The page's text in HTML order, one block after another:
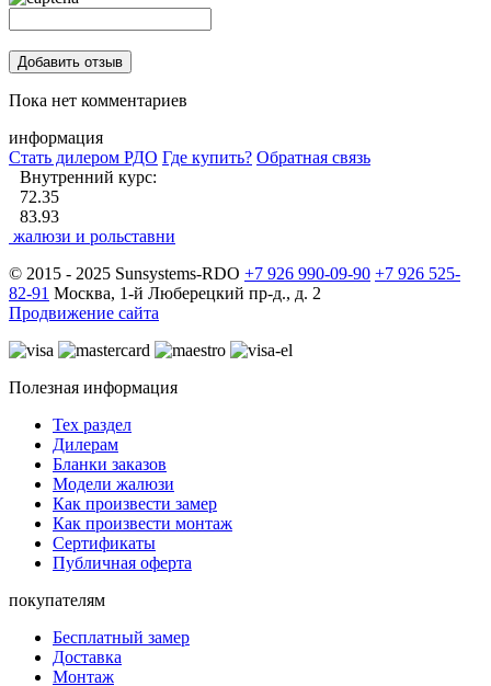
Пока нет комментариев
информация
Стать дилером РДО Где купить? Обратная связь
Внутренний курс:
72.35
83.93
жалюзи и рольставни
© 2015 - 2025 Sunsystems-RDO +7 926 990-09-90 +7 926 525-
82-91 Москва, 1-й Люберецкий пр-д., д. 2
Продвижение сайта
Полезная информация
Тех раздел
Дилерам
Бланки заказов
Модели жалюзи
Как произвести замер
Как произвести монтаж
Сертификаты
Публичная оферта
покупателям
Бесплатный замер
Доставка
Монтаж